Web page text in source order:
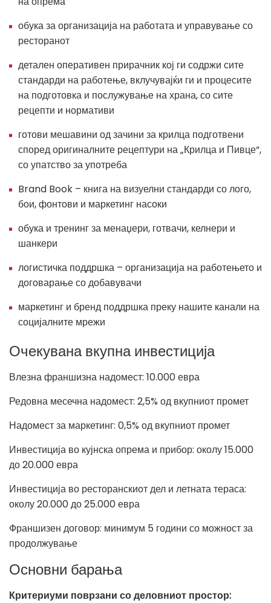
обука за организација на работата и управување со
ресторанот
детален оперативен прирачник кој ги содржи сите
стандарди на работење, вклучувајќи ги и процесите
на подготовка и послужување на храна, со сите
рецепти и нормативи
готови мешавини од зачини за крилца подготвени
според оригиналните рецептури на „Крилца и Пивце“,
со упатство за употреба
Brand Book – книга на визуелни стандарди со лого,
бои, фонтови и маркетинг насоки
обука и тренинг за менаџери, готвачи, келнери и
шанкери
логистичка поддршка – организација на работењето и
договарање со добавувачи
маркетинг и бренд поддршка преку нашите канали на
социјалните мрежи
Очекувана вкупна инвестиција
Влезна франшизна надомест: 10.000 евра
Редовна месечна надомест: 2,5% од вкупниот промет
Надомест за маркетинг: 0,5% од вкупниот промет
Инвестиција во кујнска опрема и прибор: околу 15.000
до 20.000 евра
Инвестиција во ресторанскиот дел и летната тераса:
околу 20.000 до 25.000 евра
Франшизен договор: минимум 5 години со можност за
продолжување
Основни барања
Критериуми поврзани со деловниот простор: